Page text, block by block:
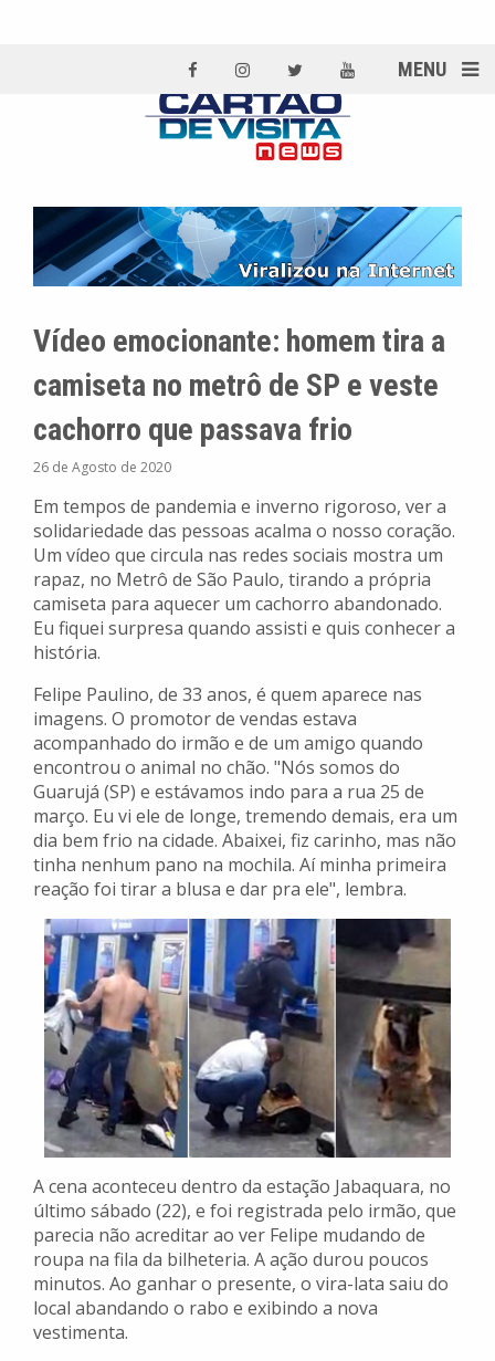
MENU
Vídeo emocionante: homem tira a
camiseta no metrô de SP e veste
cachorro que passava frio
26 de Agosto de 2020
Em tempos de pandemia e inverno rigoroso, ver a
solidariedade das pessoas acalma o nosso coração.
Um vídeo que circula nas redes sociais mostra um
rapaz, no Metrô de São Paulo, tirando a própria
camiseta para aquecer um cachorro abandonado.
Eu fiquei surpresa quando assisti e quis conhecer a
história.
Felipe Paulino, de 33 anos, é quem aparece nas
imagens. O promotor de vendas estava
acompanhado do irmão e de um amigo quando
encontrou o animal no chão. "Nós somos do
Guarujá (SP) e estávamos indo para a rua 25 de
março. Eu vi ele de longe, tremendo demais, era um
dia bem frio na cidade. Abaixei, fiz carinho, mas não
tinha nenhum pano na mochila. Aí minha primeira
reação foi tirar a blusa e dar pra ele", lembra.
A cena aconteceu dentro da estação Jabaquara, no
último sábado (22), e foi registrada pelo irmão, que
parecia não acreditar ao ver Felipe mudando de
roupa na fila da bilheteria. A ação durou poucos
minutos. Ao ganhar o presente, o vira-lata saiu do
local abandando o rabo e exibindo a nova
vestimenta.